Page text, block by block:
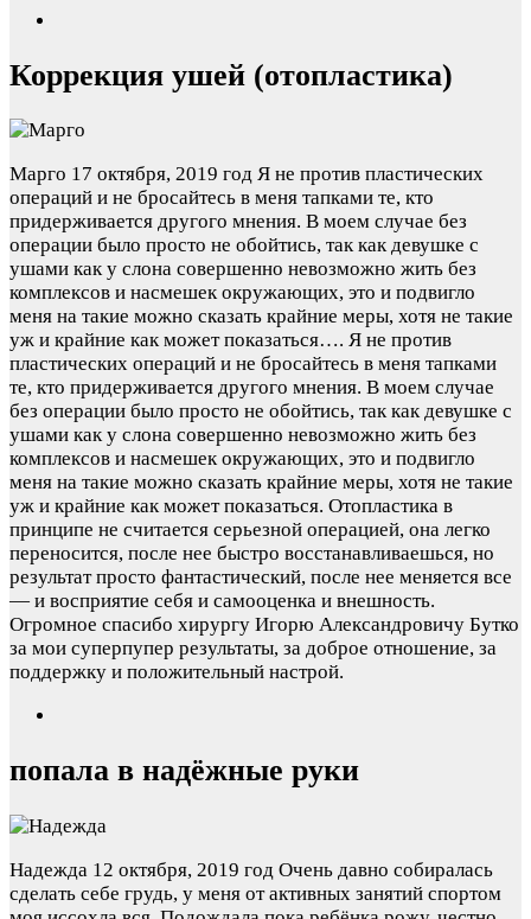
Коррекция ушей (отопластика)
Марго 17 октября, 2019 год Я не против пластических
операций и не бросайтесь в меня тапками те, кто
придерживается другого мнения. В моем случае без
операции было просто не обойтись, так как девушке с
ушами как у слона совершенно невозможно жить без
комплексов и насмешек окружающих, это и подвигло
меня на такие можно сказать крайние меры, хотя не такие
уж и крайние как может показаться…. Я не против
пластических операций и не бросайтесь в меня тапками
те, кто придерживается другого мнения. В моем случае
без операции было просто не обойтись, так как девушке с
ушами как у слона совершенно невозможно жить без
комплексов и насмешек окружающих, это и подвигло
меня на такие можно сказать крайние меры, хотя не такие
уж и крайние как может показаться. Отопластика в
принципе не считается серьезной операцией, она легко
переносится, после нее быстро восстанавливаешься, но
результат просто фантастический, после нее меняется все
— и восприятие себя и самооценка и внешность.
Огромное спасибо хирургу Игорю Александровичу Бутко
за мои суперпупер результаты, за доброе отношение, за
поддержку и положительный настрой.
попала в надёжные руки
Надежда 12 октября, 2019 год Очень давно собиралась
сделать себе грудь, у меня от активных занятий спортом